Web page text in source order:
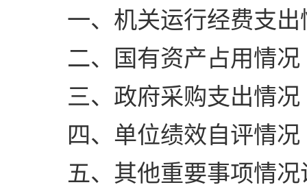
一、机关运行经费支出
二、国有资产占用情况
三、政府采购支出情况
四、单位绩效自评情况
五、其他重要事项情况